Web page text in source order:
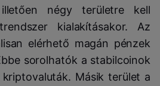
négy területre kell
kialakításakor. Az
elérhető magán pénzek
sorolhatók a stabilcoinok
Másik terület a